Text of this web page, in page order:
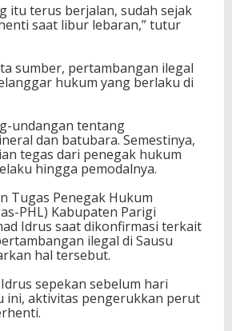
o
n
T
e
b
a
i
k
n
P
e
n
e
a
k
itu terus berjalan, sudah sejak
saat libur lebaran,” tutur
sumber, pertambangan ilegal
hukum yang berlaku di
undangan tentang
dan batubara. Semestinya,
tegas dari penegak hukum
hingga pemodalnya.
Tugas Penegak Hukum
PHL) Kabupaten Parigi
Idrus saat dikonfirmasi terkait
ilegal di Sausu
hal tersebut.
sepekan sebelum hari
ini, aktivitas pengerukkan perut